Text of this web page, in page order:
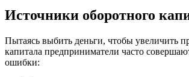
Источники оборотного
Пытаясь выбить деньги, чтобы увеличить
капитала предприниматели часто
ошибки: